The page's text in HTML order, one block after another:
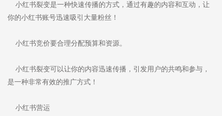
小红书裂变是一种快速传播的方式，通过有趣的内容和互动，让
你的小红书账号迅速吸引大量粉丝！
小红书竞价要合理分配预算和资源。
小红书裂变可以让你的内容迅速传播，引发用户的共鸣和参与，
是一种非常有效的推广方式！
小红书营运